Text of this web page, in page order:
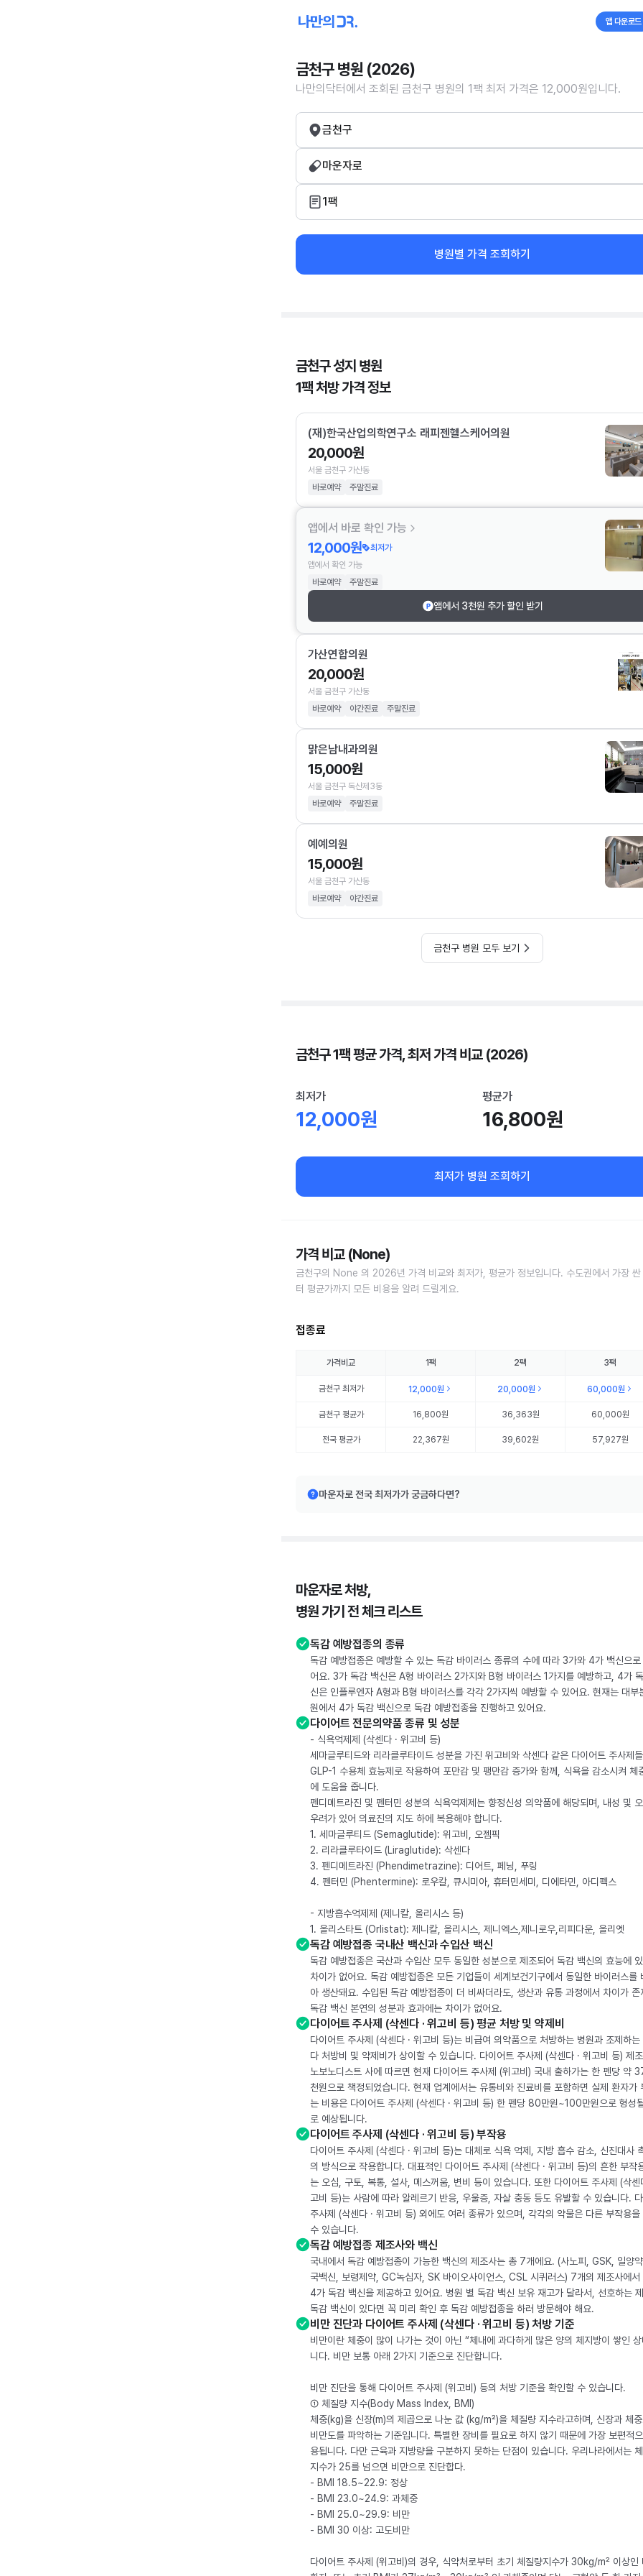
앱 다운로드
금천구 병원 (2026)
나만의닥터에서 조회된 금천구 병원의 1팩 최저 가격은 12,000원입니다.
금천구
마운자로
1팩
병원별 가격 조회하기
금천구 성지 병원
1팩 처방 가격 정보
(재)한국산업의학연구소 래피젠헬스케어의원
20,000원
서울 금천구 가산동
바로예약
주말진료
앱에서 바로 확인 가능
12,000원
최저가
앱에서 확인 가능
바로예약
주말진료
앱에서 3천원 추가 할인 받기
가산연합의원
20,000원
서울 금천구 가산동
바로예약
야간진료 주말진료
맑은남내과의원
15,000원
서울 금천구 독산제3동
바로예약
주말진료
예예의원
15,000원
서울 금천구 가산동
바로예약
야간진료
금천구 병원 모두 보기
금천구 1팩 평균 가격, 최저 가격 비교 (2026)
최저가
12,000원
평균가
16,800원
최저가 병원 조회하기
가격 비교 (None)
금천구의 None 의 2026년 가격 비교와 최저가, 평균가 정보입니다. 수도권에서 가장 싼
터 평균가까지 모든 비용을 알려 드릴게요.
접종료
가격비교 1팩 2팩 3팩
금천구최저가 12,000원 20,000원 60,000원
금천구평균가 16,800원 36,363원 60,000원
전국 평균가 22,367원 39,602원 57,927원
마운자로 전국 최저가가 궁금하다면?
마운자로 처방,
병원 가기 전 체크 리스트
독감 예방접종의 종류
독감 예방접종은 예방할 수 있는 독감 바이러스 종류의 수에 따라 3가와 4가 백신으로
어요. 3가 독감 백신은 A형 바이러스 2가지와 B형 바이러스 1가지를 예방하고, 4가
신은 인플루엔자 A형과 B형 바이러스를 각각 2가지씩 예방할 수 있어요. 현재는 대부
원에서 4가 독감 백신으로 독감 예방접종을 진행하고 있어요.
다이어트 전문의약품 종류 및 성분
- 식욕억제제 (삭센다 · 위고비 등)
세마글루티드와 리라클루타이드 성분을 가진 위고비와 삭센다 같은 다이어트 주사제
GLP-1 수용체 효능제로 작용하여 포만감 및 팽만감 증가와 함께, 식욕을 감소시켜 체
에 도움을 줍니다.
펜디메트라진 및 펜터민 성분의 식욕억제제는 향정신성 의약품에 해당되며, 내성 및
우려가 있어 의료진의 지도 하에 복용해야 합니다.
1. 세마글루티드 (Semaglutide): 위고비, 오젬픽
2. 리라클루타이드 (Liraglutide): 삭센다
3. 펜디메트라진 (Phendimetrazine): 디어트, 페닝, 푸링
4. 펜터민 (Phentermine): 로우칼, 큐시미아, 휴터민세미, 디에타민, 아디펙스
- 지방흡수억제제 (제니칼, 올리시스 등)
1. 올리스타트 (Orlistat): 제니칼, 올리시스, 제니엑스,제니로우,리피다운, 올리엣
독감 예방접종 국내산 백신과 수입산 백신
독감 예방접종은 국산과 수입산 모두 동일한 성분으로 제조되어 독감 백신의 효능에
차이가 없어요. 독감 예방접종은 모든 기업들이 세계보건기구에서 동일한 바이러스를
아 생산돼요. 수입된 독감 예방접종이 더 비싸더라도, 생산과 유통 과정에서 차이가 존
독감 백신 본연의 성분과 효과에는 차이가 없어요.
다이어트 주사제 (삭센다 · 위고비 등) 평균 처방 및 약제비
다이어트 주사제 (삭센다 · 위고비 등)는 비급여 의약품으로 처방하는 병원과 조제하는
다 처방비 및 약제비가 상이할 수 있습니다. 다이어트 주사제 (삭센다 · 위고비 등) 제
노보노디스트 사에 따르면 현재 다이어트 주사제 (위고비) 국내 출하가는 한 펜당 약
천원으로 책정되었습니다. 현재 업계에서는 유통비와 진료비를 포함하면 실제 환자가
는 비용은 다이어트 주사제 (삭센다 · 위고비 등) 한 펜당 80만원~100만원으로 형성
로 예상됩니다.
다이어트 주사제 (삭센다 · 위고비 등) 부작용
다이어트 주사제 (삭센다 · 위고비 등)는 대체로 식욕 억제, 지방 흡수 감소, 신진대사
의 방식으로 작용합니다. 대표적인 다이어트 주사제 (삭센다 · 위고비 등)의 흔한 부작
는 오심, 구토, 복통, 설사, 메스꺼움, 변비 등이 있습니다. 또한 다이어트 주사제 (삭센
고비 등)는 사람에 따라 알레르기 반응, 우울증, 자살 충동 등도 유발할 수 있습니다.
주사제 (삭센다 · 위고비 등) 외에도 여러 종류가 있으며, 각각의 약물은 다른 부작용을
수 있습니다.
독감 예방접종 제조사와 백신
국내에서 독감 예방접종이 가능한 백신의 제조사는 총 7개에요. (사노피, GSK, 일양
국백신, 보령제약, GC녹십자, SK 바이오사이언스, CSL 시퀴러스) 7개의 제조사에서
4가 독감 백신을 제공하고 있어요. 병원 별 독감 백신 보유 재고가 달라서, 선호하는
독감 백신이 있다면 꼭 미리 확인 후 독감 예방접종을 하러 방문해야 해요.
비만 진단과 다이어트 주사제 (삭센다 · 위고비 등) 처방 기준
비만이란 체중이 많이 나가는 것이 아닌 “체내에 과다하게 많은 양의 체지방이 쌓인
니다. 비만 보통 아래 2가지 기준으로 진단합니다.
비만 진단을 통해 다이어트 주사제 (위고비) 등의 처방 기준을 확인할 수 있습니다.
① 체질량 지수(Body Mass Index, BMI)
체중(kg)을 신장(m)의 제곱으로 나눈 값 (kg/m²)을 체질량 지수라고하며, 신장과 체
비만도를 파악하는 기준입니다. 특별한 장비를 필요로 하지 않기 때문에 가장 보편적
용됩니다. 다만 근육과 지방량을 구분하지 못하는 단점이 있습니다. 우리나라에서는
지수가 25를 넘으면 비만으로 진단합다.
- BMI 18.5~22.9: 정상
- BMI 23.0~24.9: 과체중
- BMI 25.0~29.9: 비만
- BMI 30 이상: 고도비만
다이어트 주사제 (위고비)의 경우, 식약처로부터 초기 체질량지수가 30kg/m² 이상인